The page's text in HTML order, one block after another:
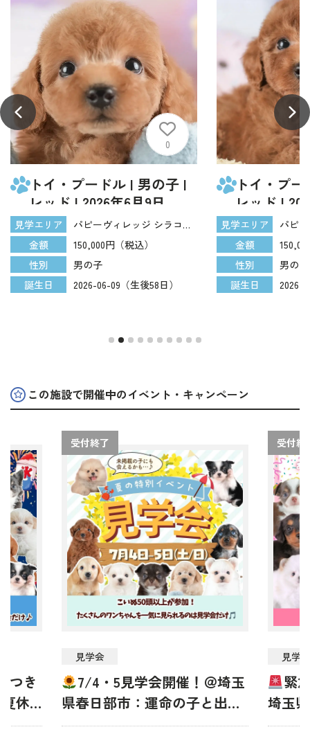
0
トイ・プードル | 男の子 |
レッド | 2026年6月9日
（ID:dog-30003606）
見学エリア
パピーヴィレッジ シラコバト
金額
150,000円（税込）
性別
男の子
誕生日
2026-06-09（生後58日）
トイ・プー
レッド |
（ID:dog-
見学エリア
金額
性別
男の子
誕生日
2026-
この施設で開催中のイベント・キャンペーン
埼玉
出会
受付終了
見学会
緊急告知！6/6・7見学会！
埼玉県春日部市・50頭以上参
加のビッグイベント開催
受付終
見学会
5/
春日
集ま